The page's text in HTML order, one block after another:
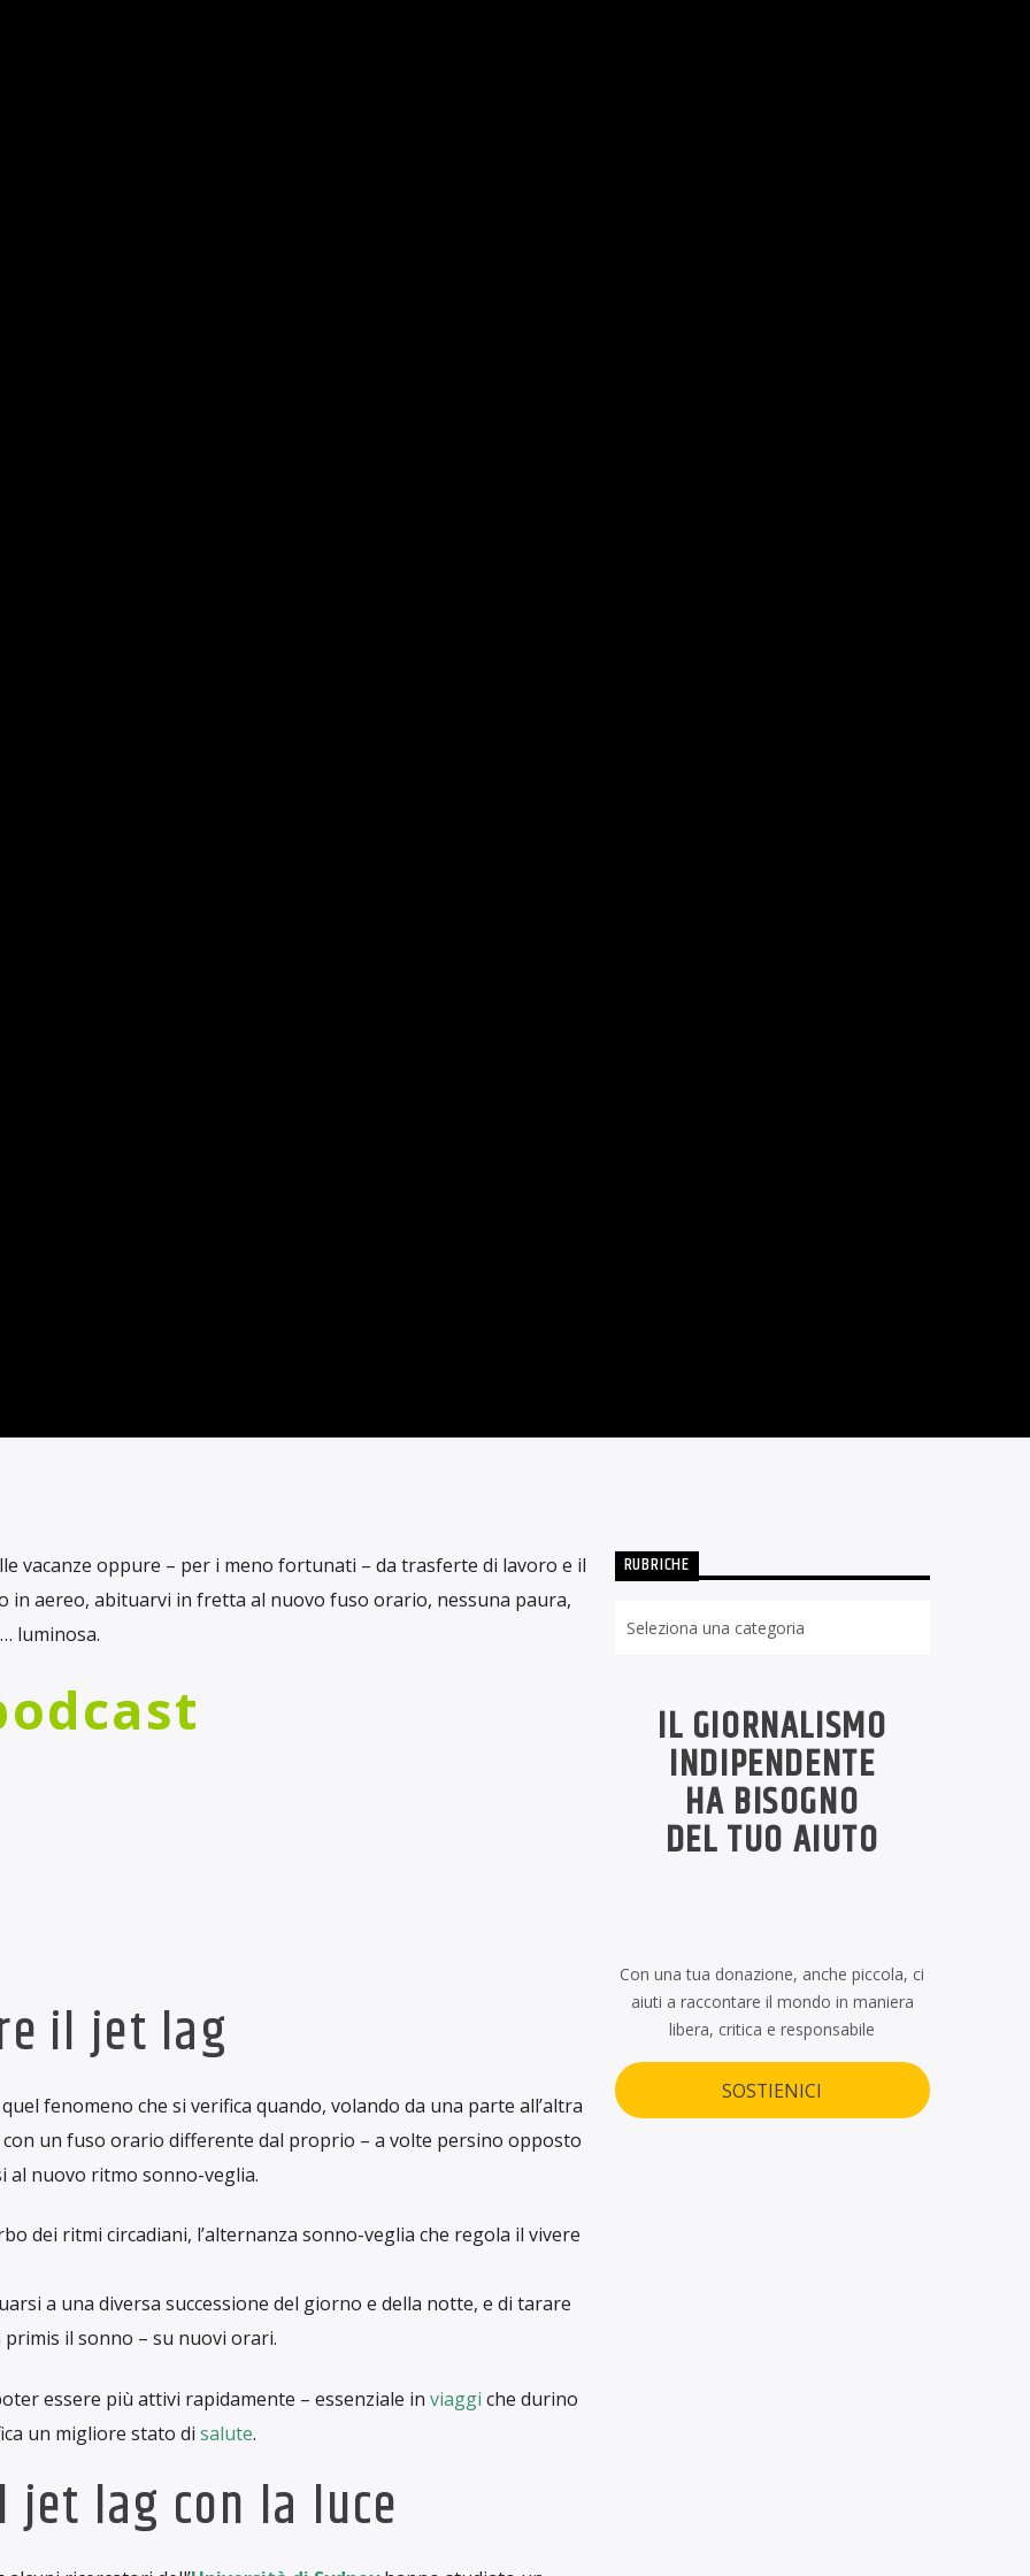
vacanze oppure – per i meno fortunati – da trasferte di lavoro e il
in aereo, abituarvi in fretta al nuovo fuso orario, nessuna paura,
luminosa.
il jet lag
fenomeno che si verifica quando, volando da una parte all’altra
un fuso orario differente dal proprio – a volte persino opposto
al nuovo ritmo sonno-veglia.
dei ritmi circadiani, l’alternanza sonno-veglia che regola il vivere
a una diversa successione del giorno e della notte, e di tarare
il sonno – su nuovi orari.
essere più attivi rapidamente – essenziale in viaggi che durino
un migliore stato di salute.
jet lag con la luce
RUBRICHE
IL GIORNALISMO
INDIPENDENTE
HA BISOGNO
DEL TUO AIUTO
Con una tua donazione, anche piccola, ci
aiuti a raccontare il mondo in maniera
libera, critica e responsabile
SOSTIENICI